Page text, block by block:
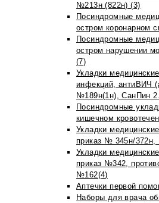
№213н (822н) (3)
Посиндромные
остром коронарном
Посиндромные
остром нарушении
(7)
Укладки
инфекций, антиВИЧ
№189н(1н), СанПин
Посиндромные
кишечном
Укладки
приказ № 345н/
Укладки
приказ №342,
№162(4)
Аптечки первой
Наборы для врача